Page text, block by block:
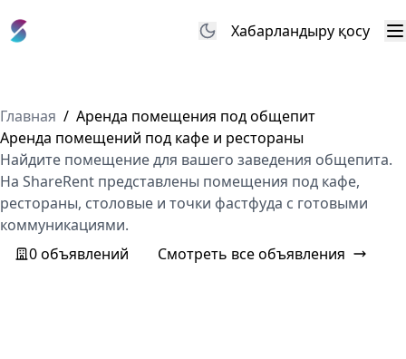
Хабарландыру қосу
Главная / Аренда помещения под общепит
Аренда помещений под кафе и рестораны
Найдите помещение для вашего заведения общепита.
На ShareRent представлены помещения под кафе,
рестораны, столовые и точки фастфуда с готовыми
коммуникациями.
0 объявлений
Смотреть все объявления